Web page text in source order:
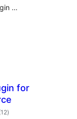
…
for
Bewertungen
insgesamt
)